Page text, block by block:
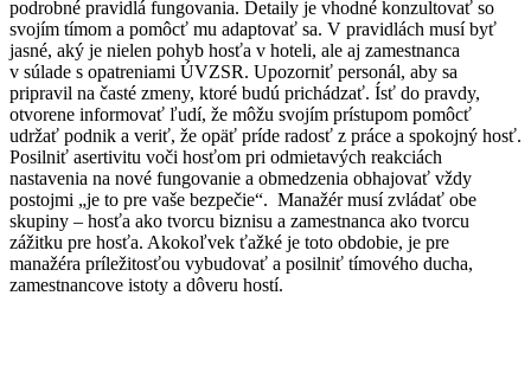
podrobné pravidlá fungovania. Detaily je vhodné konzultovať so
svojím tímom a pomôcť mu adaptovať sa. V pravidlách musí byť
jasné, aký je nielen pohyb hosťa v hoteli, ale aj zamestnanca
v súlade s opatreniami ÚVZSR. Upozorniť personál, aby sa
pripravil na časté zmeny, ktoré budú prichádzať. Ísť do pravdy,
otvorene informovať ľudí, že môžu svojím prístupom pomôcť
udržať podnik a veriť, že opäť príde radosť z práce a spokojný hosť.
Posilniť asertivitu voči hosťom pri odmietavých reakciách
nastavenia na nové fungovanie a obmedzenia obhajovať vždy
postojmi „je to pre vaše bezpečie“. Manažér musí zvládať obe
skupiny – hosťa ako tvorcu biznisu a zamestnanca ako tvorcu
zážitku pre hosťa. Akokoľvek ťažké je toto obdobie, je pre
manažéra príležitosťou vybudovať a posilniť tímového ducha,
zamestnancove istoty a dôveru hostí.